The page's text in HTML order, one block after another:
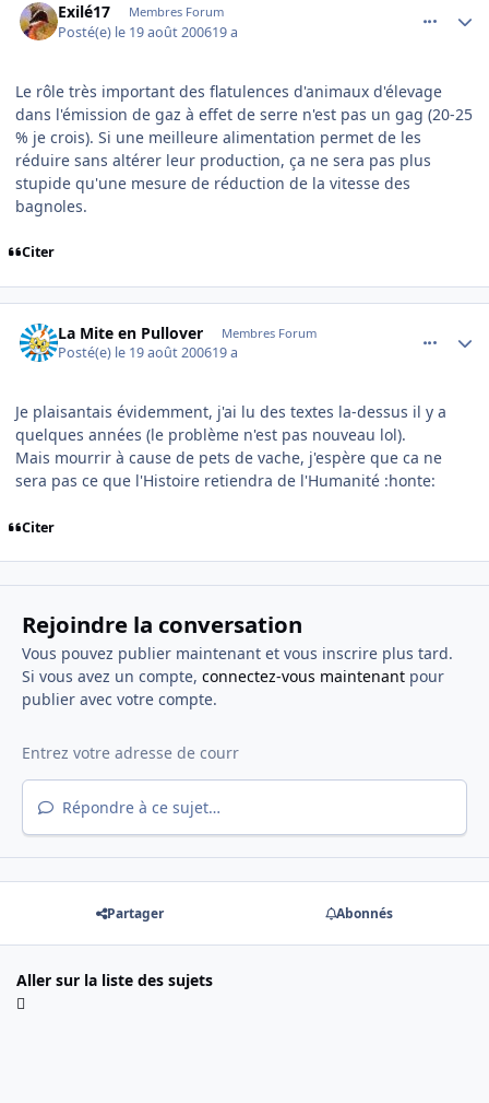
Exilé17 Membres Forum
Posté(e) le 19 août 200619 a
Le rôle très important des flatulences d'animaux d'élevage
dans l'émission de gaz à effet de serre n'est pas un gag (20-25
% je crois). Si une meilleure alimentation permet de les
réduire sans altérer leur production, ça ne sera pas plus
stupide qu'une mesure de réduction de la vitesse des
bagnoles.
Citer
La Mite en Pullover Membres Forum
Posté(e) le 19 août 200619 a
Je plaisantais évidemment, j'ai lu des textes la-dessus il y a
quelques années (le problème n'est pas nouveau lol).
Mais mourrir à cause de pets de vache, j'espère que ca ne
sera pas ce que l'Histoire retiendra de l'Humanité :honte:
Citer
Rejoindre la conversation
Vous pouvez publier maintenant et vous inscrire plus tard.
Si vous avez un compte, connectez-vous maintenantpour
publier avec votre compte.
Répondre à ce sujet…
Partager Abonnés
Aller sur la liste des sujets